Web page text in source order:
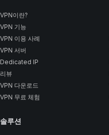
VPN이란?
VPN 기능
VPN 이용 사례
VPN 서버
Dedicated IP
리뷰
VPN 다운로드
VPN 무료 체험
솔루션